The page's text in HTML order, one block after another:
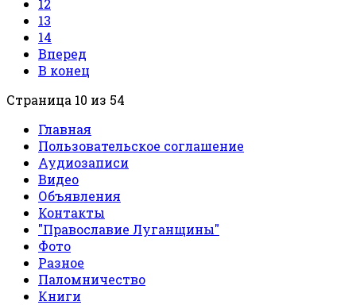
13
14
Вперед
В конец
Страница 10 из 54
Главная
Пользовательское соглашение
Аудиозаписи
Видео
Объявления
Контакты
"Православие Луганщины"
Фото
Разное
Паломничество
Книги